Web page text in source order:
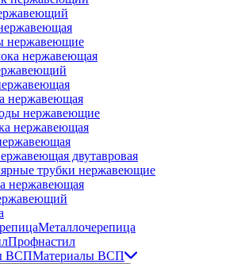
нержавеющие
нержавеющая
нержавеющая
нержавеющие
нержавеющая
двутавровая
трубки нержавеющие
нержавеющая
Металлочерепица
Профнастил
Материалы ВСП